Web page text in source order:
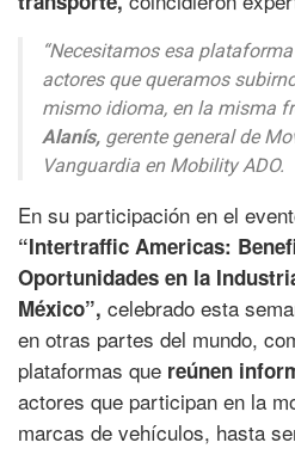
“Necesitamos esa
actores que queramos
mismo idioma, en la misma
Alanís, gerente general de
Vanguardia en Mobility ADO.
En su participación en el
“Intertraffic Americas:
Oportunidades en la
México”, celebrado esta
en otras partes del mundo,
plataformas que reúnen
actores que participan en la
marcas de vehículos, hasta